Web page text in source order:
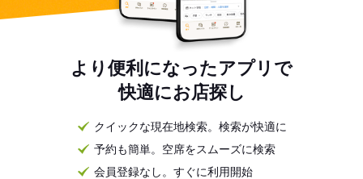
より便利になったアプリで
快適にお店探し
クイックな現在地検索。検索が快適に
予約も簡単。空席をスムーズに検索
会員登録なし。すぐに利用開始